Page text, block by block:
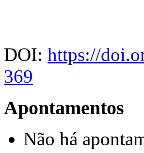
DOI: https://
369
Apontamentos
Não há